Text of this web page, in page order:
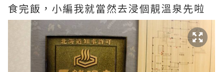
食完飯，小編我就當然去浸個靚溫泉先啦